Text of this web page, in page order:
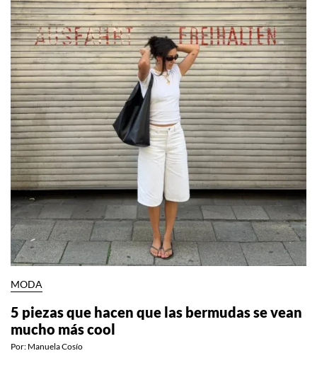
MODA
5 piezas que hacen que las bermudas se vean
mucho más cool
Por: Manuela Cosío